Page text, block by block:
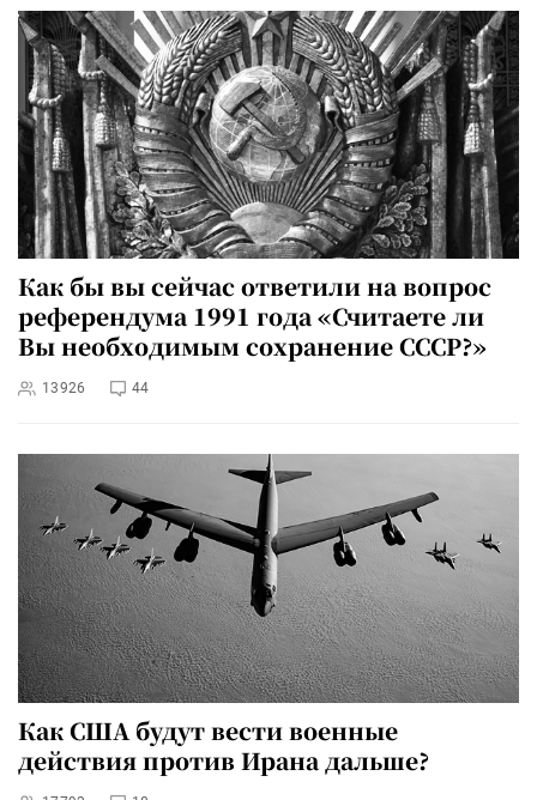
Как бы вы сейчас ответили на вопрос
референдума 1991 года «Считаете ли
Вы необходимым сохранение СССР?»
13926 44
Как США будут вести военные
действия против Ирана дальше?